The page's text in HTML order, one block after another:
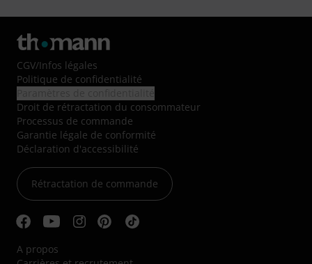
CGV/Infos légales
Politique de confidentialité
Droit de rétractation du consommateur
Processus de commande
Garantie légale de conformité
Déclaration d'accessibilité
Rétractation de commande
A propos